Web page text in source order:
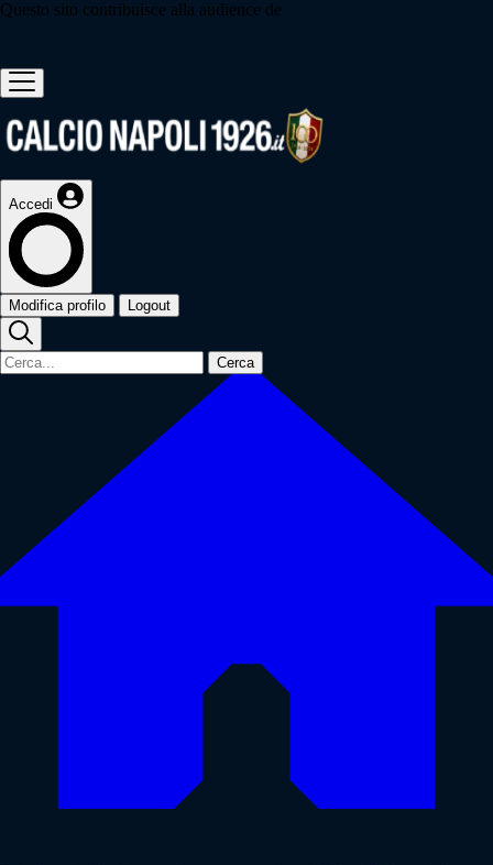
Questo sito contribuisce alla audience de
Accedi
Modifica profilo Logout
Cerca